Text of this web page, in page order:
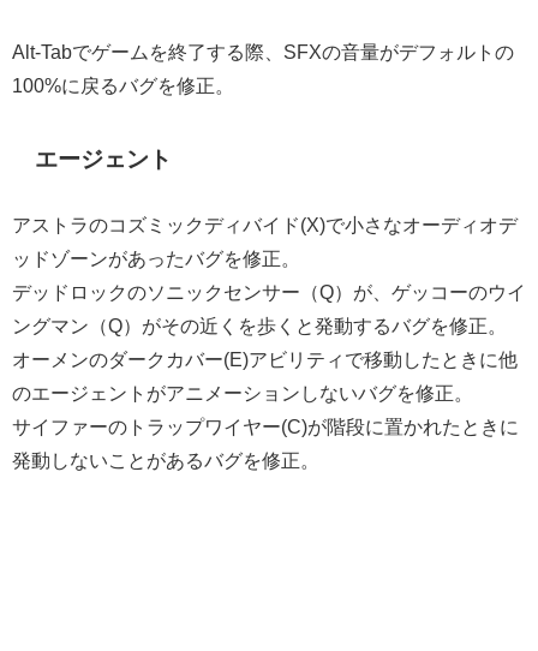
Alt-Tabでゲームを終了する際、SFXの音量がデフォルトの
100%に戻るバグを修正。
エージェント
アストラのコズミックディバイド(X)で小さなオーディオデ
ッドゾーンがあったバグを修正。
デッドロックのソニックセンサー（Q）が、ゲッコーのウイ
ングマン（Q）がその近くを歩くと発動するバグを修正。
オーメンのダークカバー(E)アビリティで移動したときに他
のエージェントがアニメーションしないバグを修正。
サイファーのトラップワイヤー(C)が階段に置かれたときに
発動しないことがあるバグを修正。